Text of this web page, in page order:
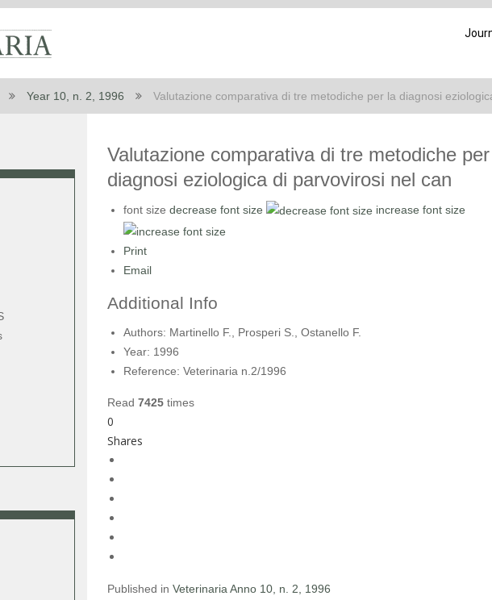
Year 10, n. 2, 1996 Valutazione comparativa di tre metodiche per la diagnosi
Valutazione comparativa di tre metodiche
diagnosi eziologica di parvovirosi nel can
font size decrease font size increase font size
Print
Email
Additional Info
Authors: Martinello F., Prosperi S., Ostanello F.
Year: 1996
Reference: Veterinaria n.2/1996
Read 7425 times
0
Shares
Published in Veterinaria Anno 10, n. 2, 1996